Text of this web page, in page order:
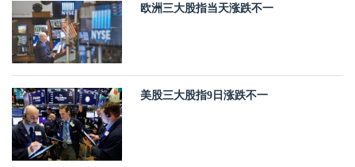
欧洲三大股指当天涨跌不一
美股三大股指9日涨跌不一